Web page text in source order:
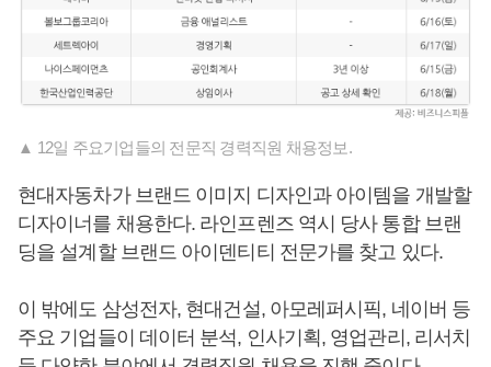
▲ 12일 주요기업들의 전문직 경력직원 채용정보.
현대자동차가 브랜드 이미지 디자인과 아이템을 개발할
디자이너를 채용한다. 라인프렌즈 역시 당사 통합 브랜
딩을 설계할 브랜드 아이덴티티 전문가를 찾고 있다.
이 밖에도 삼성전자, 현대건설, 아모레퍼시픽, 네이버 등
주요 기업들이 데이터 분석, 인사기획, 영업관리, 리서치